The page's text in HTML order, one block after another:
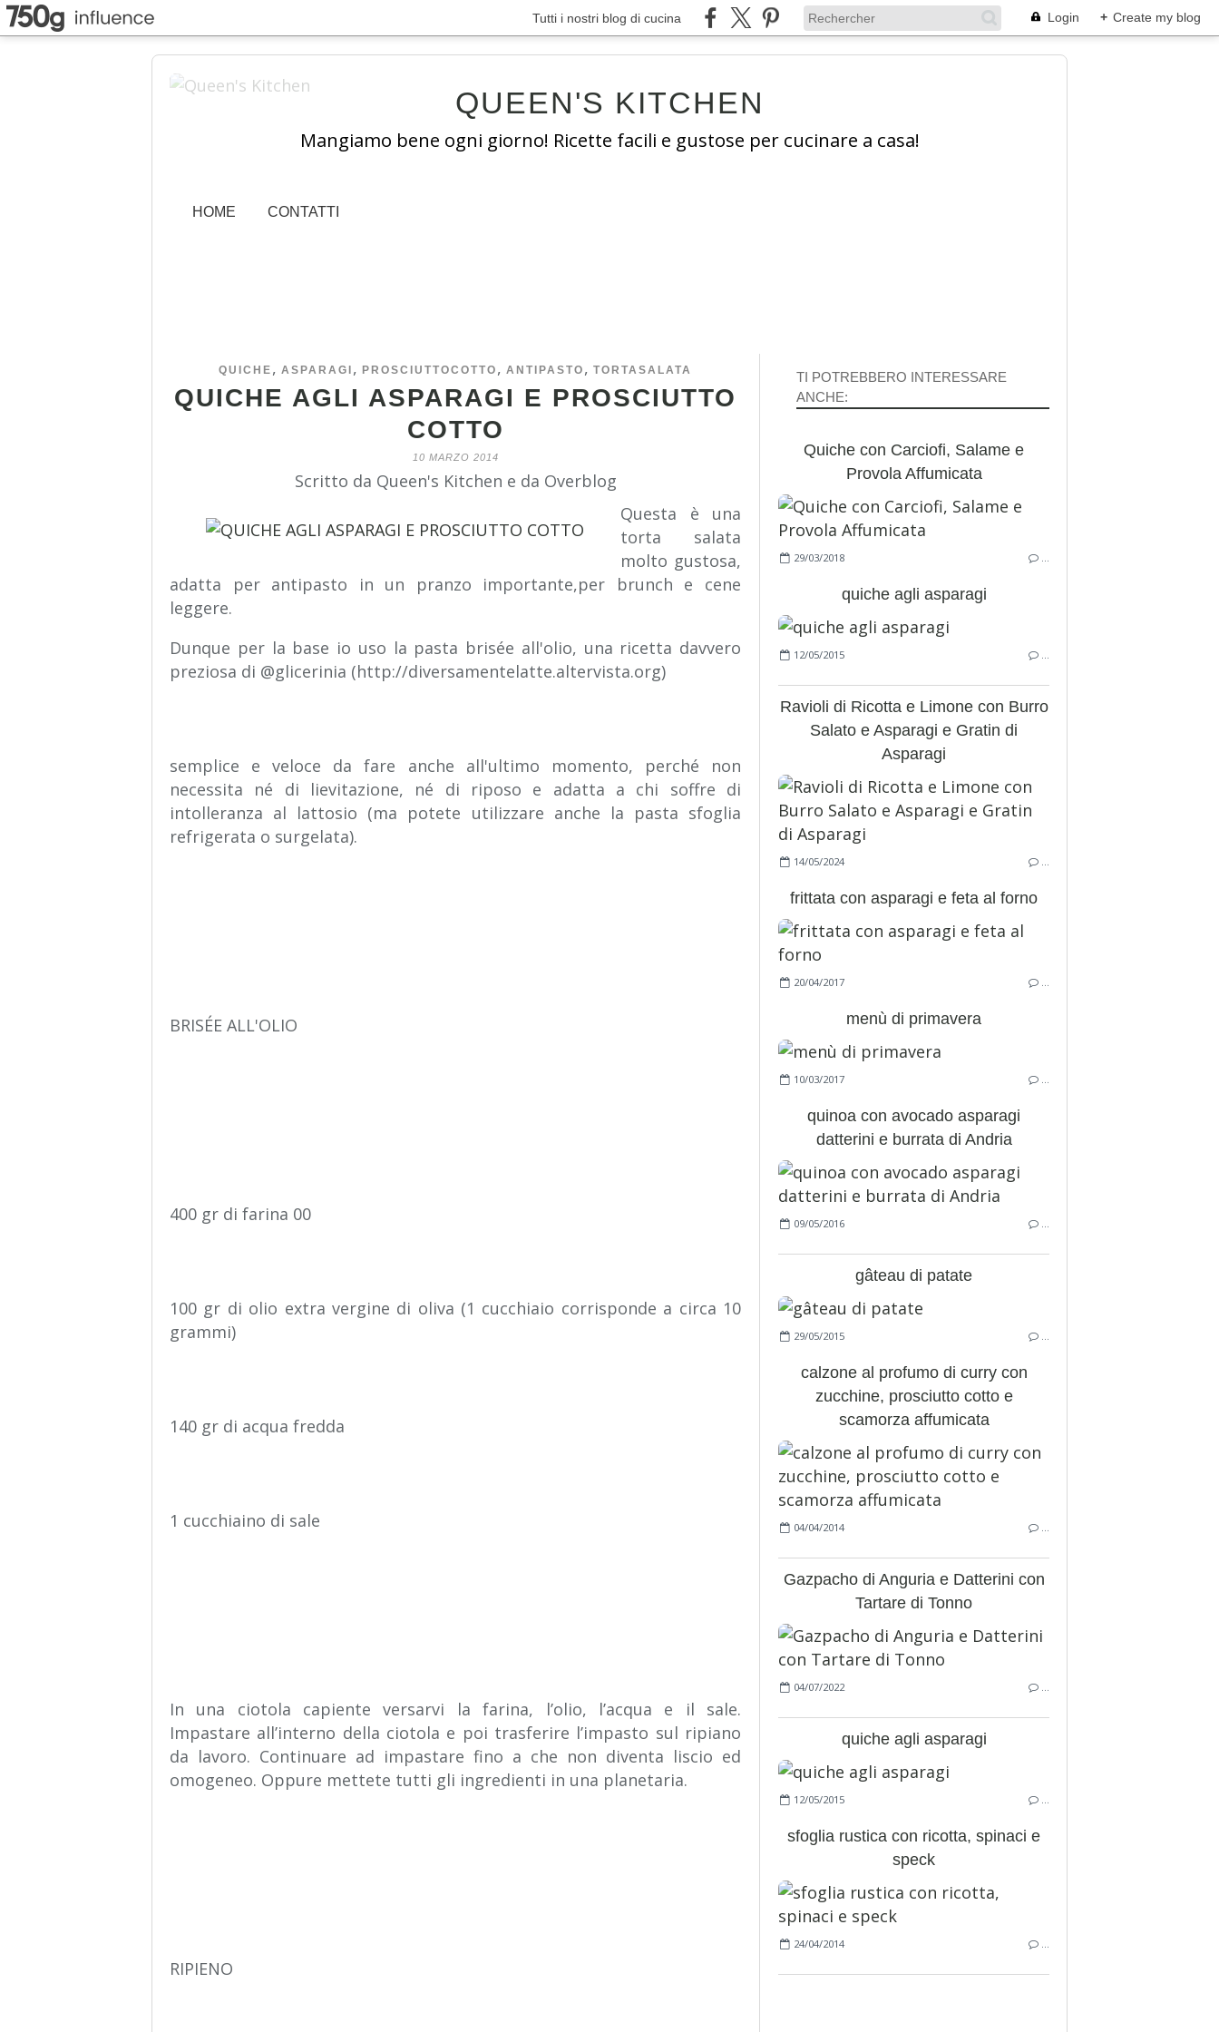
Tutti i nostri blog di cucina Login + Create my blog
QUEEN'S KITCHEN
Mangiamo bene ogni giorno! Ricette facili e gustose per cucinare a casa!
HOME CONTATTI
QUICHE , ASPARAGI , PROSCIUTTOCOTTO , ANTIPASTO , TORTASALATA
QUICHE AGLI ASPARAGI E PROSCIUTTO
COTTO
10 MARZO 2014
Scritto da Queen's Kitchen e da Overblog
Questa è una
torta salata
molto gustosa,
adatta per antipasto in un pranzo importante,per brunch e cene
leggere.
Dunque per la base io uso la pasta brisée all'olio, una ricetta davvero
preziosa di @glicerinia (http://diversamentelatte.altervista.org)
semplice e veloce da fare anche all'ultimo momento, perché non
necessita né di lievitazione, né di riposo e adatta a chi soffre di
intolleranza al lattosio (ma potete utilizzare anche la pasta sfoglia
refrigerata o surgelata).
BRISÉE ALL'OLIO
400 gr di farina 00
100 gr di olio extra vergine di oliva (1 cucchiaio corrisponde a circa 10
grammi)
140 gr di acqua fredda
1 cucchiaino di sale
In una ciotola capiente versarvi la farina, l’olio, l’acqua e il sale.
Impastare all’interno della ciotola e poi trasferire l’impasto sul ripiano
da lavoro. Continuare ad impastare fino a che non diventa liscio ed
omogeneo. Oppure mettete tutti gli ingredienti in una planetaria.
RIPIENO
TI POTREBBERO INTERESSARE
ANCHE:
Quiche con Carciofi, Salame e
Provola Affumicata
29/03/2018
quiche agli asparagi
12/05/2015
Ravioli di Ricotta e Limone con Burro
Salato e Asparagi e Gratin di
Asparagi
14/05/2024
frittata con asparagi e feta al forno
20/04/2017
menù di primavera
10/03/2017
quinoa con avocado asparagi
datterini e burrata di Andria
09/05/2016
gâteau di patate
29/05/2015
calzone al profumo di curry con
zucchine, prosciutto cotto e
scamorza affumicata
04/04/2014
Gazpacho di Anguria e Datterini con
Tartare di Tonno
04/07/2022
quiche agli asparagi
12/05/2015
sfoglia rustica con ricotta, spinaci e
speck
24/04/2014